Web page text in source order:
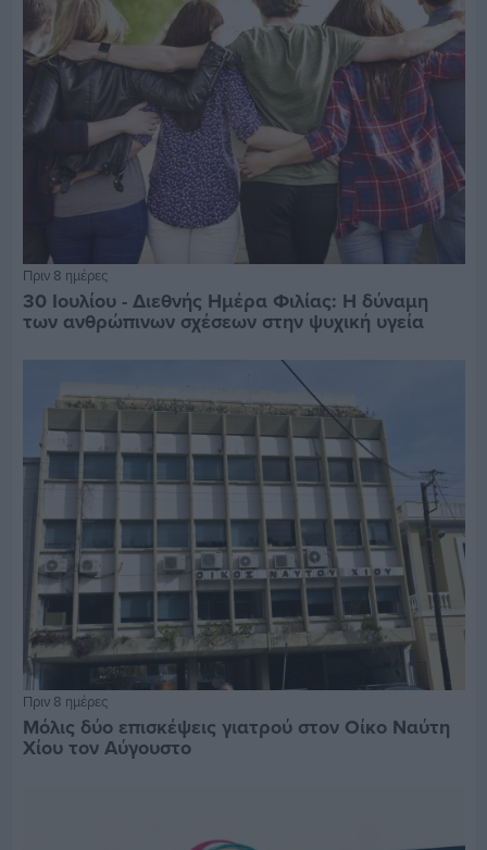
Πριν 8 ημέρες
30 Ιουλίου - Διεθνής Ημέρα Φιλίας: Η δύναμη
των ανθρώπινων σχέσεων στην ψυχική υγεία
Πριν 8 ημέρες
Μόλις δύο επισκέψεις γιατρού στον Οίκο Ναύτη
Χίου τον Αύγουστο